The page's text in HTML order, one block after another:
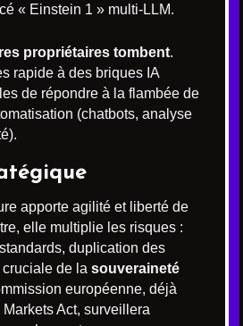
« Einstein 1 » multi-LLM.
propriétaires tombent.
rapide à des briques IA
de répondre à la flambée de
(chatbots, analyse
apporte agilité et liberté de
elle multiplie les risques :
duplication des
de la souveraineté
européenne, déjà
Act, surveillera